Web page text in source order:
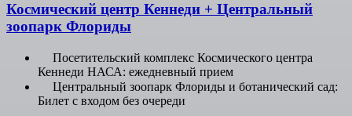
Космический центр Кеннеди + Центральный
зоопарк Флориды
Посетительский комплекс Космического центра
Кеннеди НАСА: ежедневный прием
Центральный зоопарк Флориды и ботанический сад:
Билет с входом без очереди